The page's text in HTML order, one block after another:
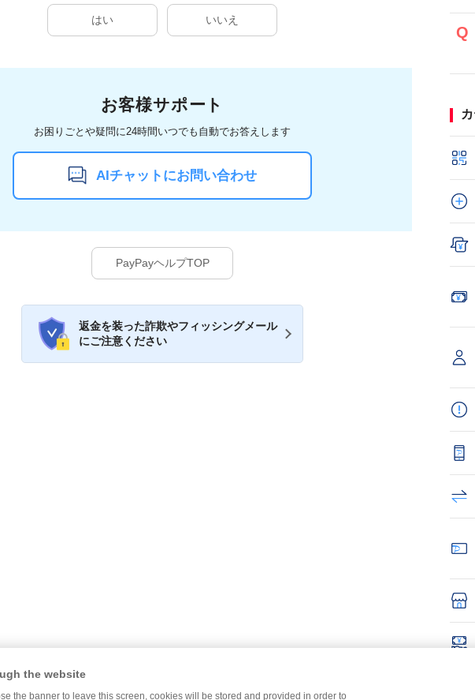
はい いいえ
お客様サポート
お困りごとや疑問に24時間いつでも自動でお答えします
AIチャットにお問い合わせ
PayPayヘルプTOP
返金を装った詐欺やフィッシングメール
にご注意ください
the website
the banner to leave this screen, cookies will be stored and provided in order to